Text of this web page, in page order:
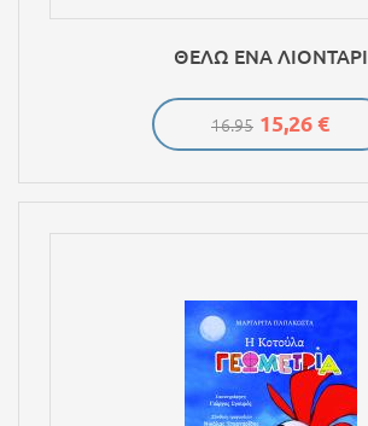
ΘΕΛΩ ΕΝΑ ΛΙΟΝΤΑΡΙ
16.95 15,26 €